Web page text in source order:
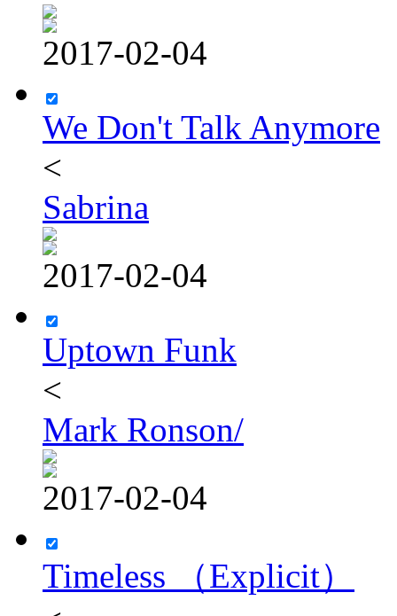
2017-02-04
We Don't Talk Anymore
<
Sabrina
2017-02-04
Uptown Funk
<
Mark Ronson/
2017-02-04
Timeless （Explicit）